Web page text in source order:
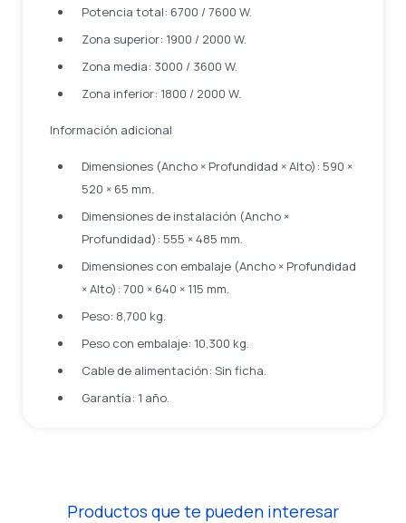
Potencia total: 6700 / 7600 W.
Zona superior: 1900 / 2000 W.
Zona media: 3000 / 3600 W.
Zona inferior: 1800 / 2000 W.
Información adicional
Dimensiones (Ancho × Profundidad × Alto): 590 ×
520 × 65 mm.
Dimensiones de instalación (Ancho ×
Profundidad): 555 × 485 mm.
Dimensiones con embalaje (Ancho × Profundidad
× Alto): 700 × 640 × 115 mm.
Peso: 8,700 kg.
Peso con embalaje: 10,300 kg.
Cable de alimentación: Sin ficha.
Garantía: 1 año.
Productos que te pueden interesar